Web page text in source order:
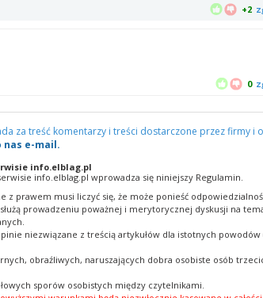
+2
0
za treść komentarzy i treści dostarczone przez firmy i
nas e-mail.
info.elblag.pl
info.elblag.pl wprowadza się niniejszy Regulamin.
z prawem musi liczyć się, że może ponieść
prowadzeniu poważnej i merytorycznej dyskusji na
niezwiązane z treścią artykułów dla istotnych
obraźliwych, naruszających dobra osobiste osób
sporów osobistych między czytelnikami.